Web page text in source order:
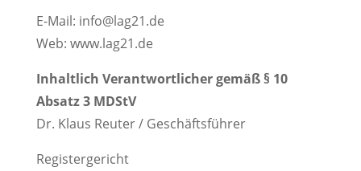
E-Mail: info@lag21.de
Web: www.lag21.de
Inhaltlich Verantwortlicher gemäß § 10
Absatz 3 MDStV
Dr. Klaus Reuter / Geschäftsführer
Registergericht